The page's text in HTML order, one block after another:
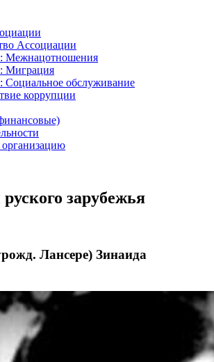
Ассоциации
Межнацотношения
Миграция
Социальное обслуживание
коррупции
организацию
зарубежья
Лансере) Зинаида